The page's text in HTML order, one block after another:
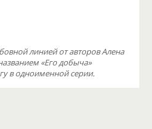
линией от авторов Алена
«Его добыча»
в одноименной серии.